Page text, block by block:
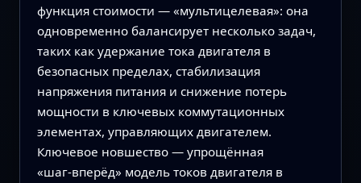
функция стоимости — «мультицелeвая»: она
одновременно балансирует несколько задач,
таких как удержание тока двигателя в
безопасных пределах, стабилизация
напряжения питания и снижение потерь
мощности в ключевых коммутационных
элементах, управляющих двигателем.
Ключевое новшество — упрощённая
«шаг‑вперёд» модель токов двигателя в